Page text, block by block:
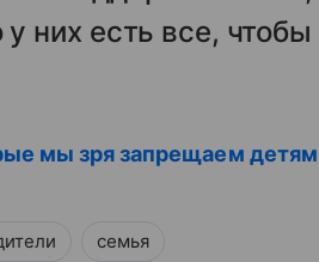
них есть все,
мы зря запрещаем детям
семья